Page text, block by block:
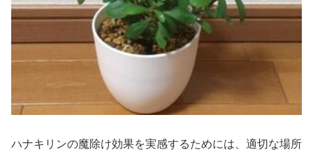
ハナキリンの魔除け効果を実感するためには、適切な場所